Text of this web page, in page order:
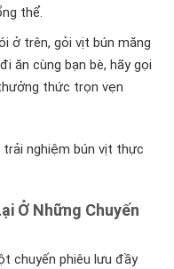
thể.
ở trên, gỏi vịt bún măng
ăn cùng bạn bè, hãy gọi
thức trọn vẹn
nghiệm bún vịt thực
Ở Những Chuyến
chuyến phiêu lưu đầy